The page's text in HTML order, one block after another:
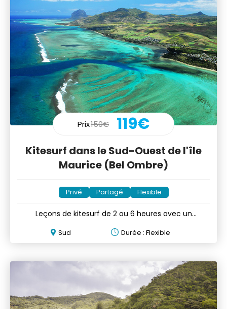
Prix150€ 119€
Kitesurf dans le Sud-Ouest de l'île
Maurice (Bel Ombre)
Privé Partagé Flexible
Leçons de kitesurf de 2 ou 6 heures avec un
Sud Durée : Flexible